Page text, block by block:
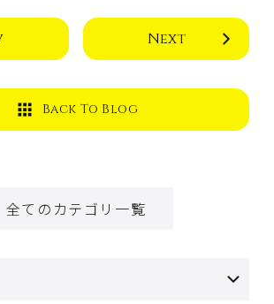
Next
Back To Blog
全てのカテゴリ一覧